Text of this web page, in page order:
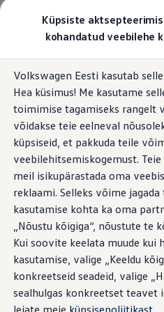
Küpsiste
kohandatud veebilehe
Volkswagen Eesti kasutab
Hea küsimus! Me kasutame
toimimise tagamiseks rangelt
võidakse teie eelneval
küpsiseid, et pakkuda teile
veebilehitsemiskogemust.
meil isikupärastada oma
reklaami. Selleks võime
kasutamise kohta ka oma
„Nõustu kõigiga“, nõustute te
Kui soovite keelata muude kui
kasutamise, valige „Keeldu
konkreetseid seadeid, valige
sealhulgas konkreetset teavet
leiate meie küpsisepoliitikast.
põhisisu
juurde
jaluse
juurde
Valige oma Volkswagen
Mudelid ja
Uus ID. Cross
Konfigureeri
Volkswageni
Volkswagen laoautode e-
Pakkumised ja teenused
Juubelipakkumine
Autovahetus
Garantii
Volkswagen
Tasuta
Tiguani pistikhübriid
Elektriautod ja hübriidautod
Golf eHybrid
Tiguan eHybrid
Passat eHybrid
Tayron eHybrid
Touareg eHybrid
Ära iial ütle iial
ID. teadmised
Esileht Teenindus
Igal ajal ja peaaegu kogu
perekonna